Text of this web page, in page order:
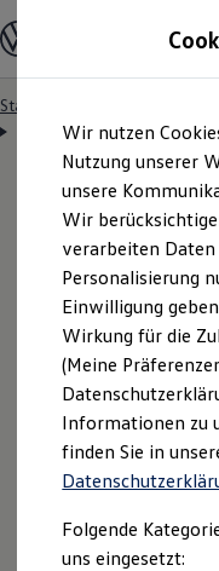
Hauptinhalt
springen
Footer
springen
Modelle &
Modelle
Oldtimer
Bulli
Branchenlösungen
Auf- und
Groß- und
Bau &
Service
Kurier,
Startseite
Lizenzhinweise Dritter –
Wir nutzen
Nutzung unserer
unsere
Wir
verarbeiten
Personalisierung
Einwilligung
Wirkung für die
(Meine
Informationen zu
finden Sie in
Folgende
uns eingesetzt: